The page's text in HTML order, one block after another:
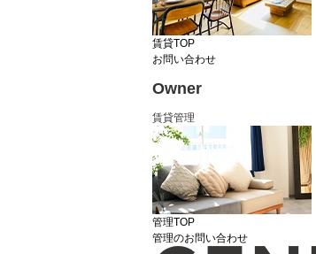
賃貸TOP
お問い合わせ
Owner
賃貸管理
管理TOP
管理のお問い合わせ